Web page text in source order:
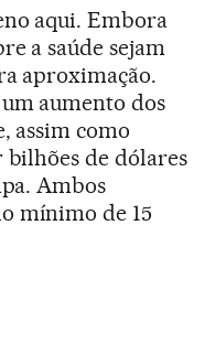
aqui. Embora
a saúde sejam
aproximação.
aumento dos
assim como
bilhões de dólares
Ambos
mínimo de 15